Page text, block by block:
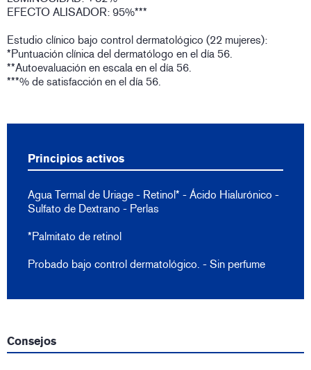
EFECTO ALISADOR: 95%***
Estudio clínico bajo control dermatológico (22 mujeres):
*Puntuación clínica del dermatólogo en el día 56.
**Autoevaluación en escala en el día 56.
***% de satisfacción en el día 56.
Principios activos
Agua Termal de Uriage - Retinol* - Ácido Hialurónico -
Sulfato de Dextrano - Perlas
*Palmitato de retinol
Probado bajo control dermatológico. - Sin perfume
Consejos